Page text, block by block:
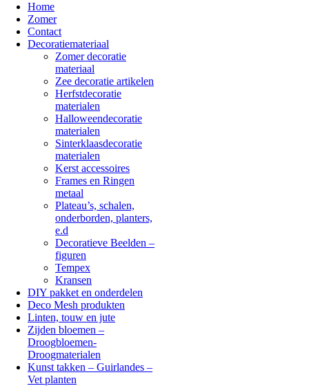
Home
Zomer
Contact
Decoratiemateriaal
Zomer decoratie
materiaal
Zee decoratie artikelen
Herfstdecoratie
materialen
Halloweendecoratie
materialen
Sinterklaasdecoratie
materialen
Kerst accessoires
Frames en Ringen
metaal
Plateau’s, schalen,
onderborden, planters,
e.d
Decoratieve Beelden –
figuren
Tempex
Kransen
DIY pakket en onderdelen
Deco Mesh produkten
Linten, touw en jute
Zijden bloemen –
Droogbloemen-
Droogmaterialen
Kunst takken – Guirlandes –
Vet planten